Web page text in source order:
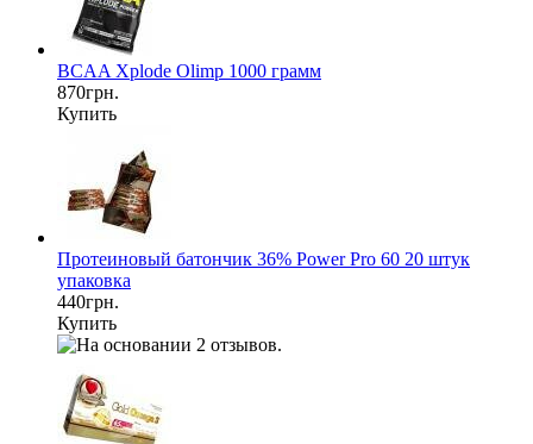
BCAA Xplode Olimp 1000 грамм
870грн.
Купить
Протеиновый батончик 36% Power Pro 60 20 штук
упаковка
440грн.
Купить